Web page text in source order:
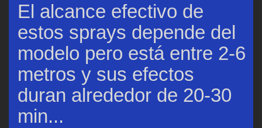
El alcance efectivo de
estos sprays depende del
modelo pero está entre 2-6
metros y sus efectos
duran alrededor de 20-30
min...